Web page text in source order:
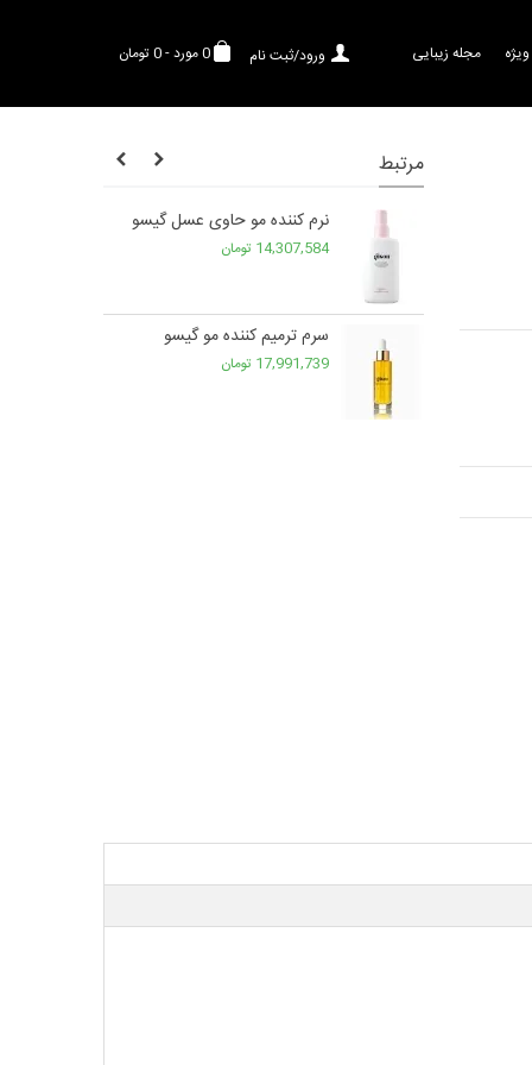
0مورد-0 تومان ورود/ثبت نام مجله زیبایی
مرتبط
نرم کننده مو حاوی عسل گیسو
14,307,584 تومان
سرم ترمیم کننده مو گیسو
17,991,739 تومان
گیسو